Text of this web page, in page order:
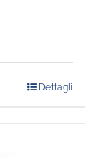
Dettagli